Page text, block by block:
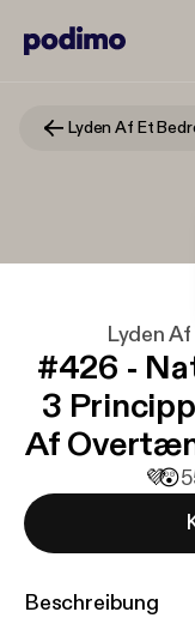
Lyden
#426 -
3
Af
💜😲5
Beschreibung